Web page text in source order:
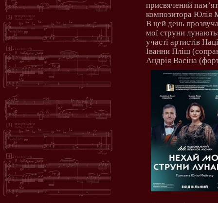
присвячений
композитора Юлія
В цей день
мої струни
участі артистів
Іванни Пліш
Андрія Васіна